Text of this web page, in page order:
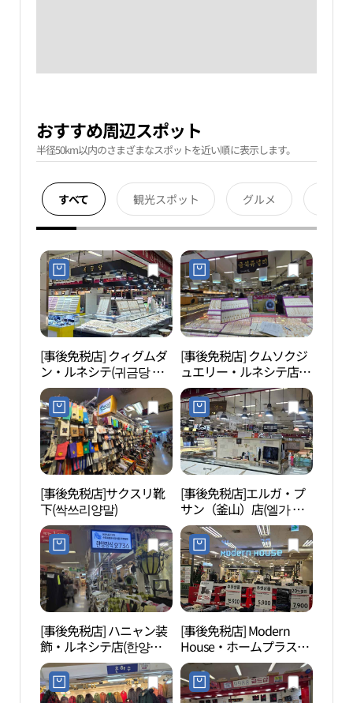
おすすめ周辺スポット
半径50km以内のさまざまなスポットを近い順に表示します。
すべて 観光スポット グルメ
[事後免税店] クィグムダ
ン・ルネシテ(귀금당 르
네시떼)
[事後免税店] クムソクジ
ュエリー・ルネシテ店
(금석쥬얼리 르네시떼점)
[事後免税店]サクスリ靴
下(싹쓰리양말)
[事後免税店]エルガ・プ
サン（釜山）店(엘가 부
산점)
[事後免税店] ハニャン装
飾・ルネシテ店(한양장
식 르네시떼점)
[事後免税店] Modern
House・ホームプラスソ
ブサン（西釜山）店(모
던하우스 홈플러스 서부
산점)